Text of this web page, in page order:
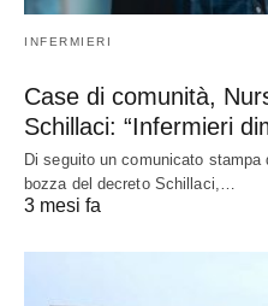
INFERMIERI
Case di comunità,
Schillaci: “Infermieri
Di seguito un comunicato
bozza del decreto Schillaci,…
3 mesi fa